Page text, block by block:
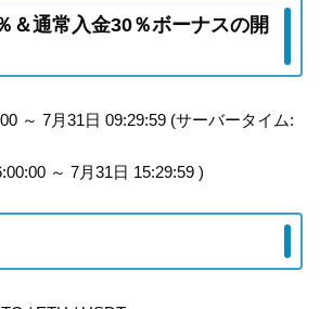
＆通常入金30％ボーナスの開
～ 7月31日 09:29:59 (サーバータイム:
～ 7月31日 15:29:59 )